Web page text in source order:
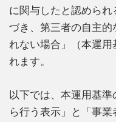
に関与したと認めら
づき、第三者の自主
れない場合」（本運用
れます。
以下では、本運用基
ら行う表示」と「事